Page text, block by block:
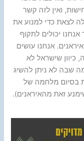
ואין לזה קשר
לצאת כדי למנוע את
יכולים לתקוף
אנחנו עושים
שישראל לא
שבה לא ניתן להשיג
בסיום מלחמה של
זאת מהאיראנים).